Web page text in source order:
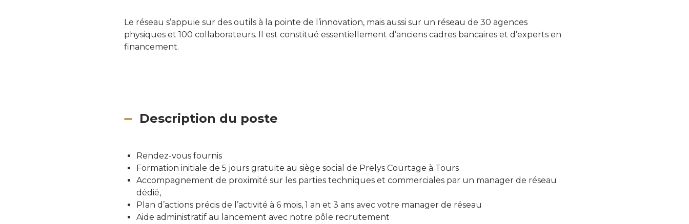
Le réseau s’appuie sur des outils à la pointe de l’innovation, mais aussi sur un réseau de 30 agences
physiques et 100 collaborateurs. Il est constitué essentiellement d’anciens cadres bancaires et d’experts en
financement.
Description du poste
Rendez-vous fournis
Formation initiale de 5 jours gratuite au siège social de Prelys Courtage à Tours
Accompagnement de proximité sur les parties techniques et commerciales par un manager de réseau
dédié,
Plan d’actions précis de l’activité à 6 mois, 1 an et 3 ans avec votre manager de réseau
Aide administratif au lancement avec notre pôle recrutement